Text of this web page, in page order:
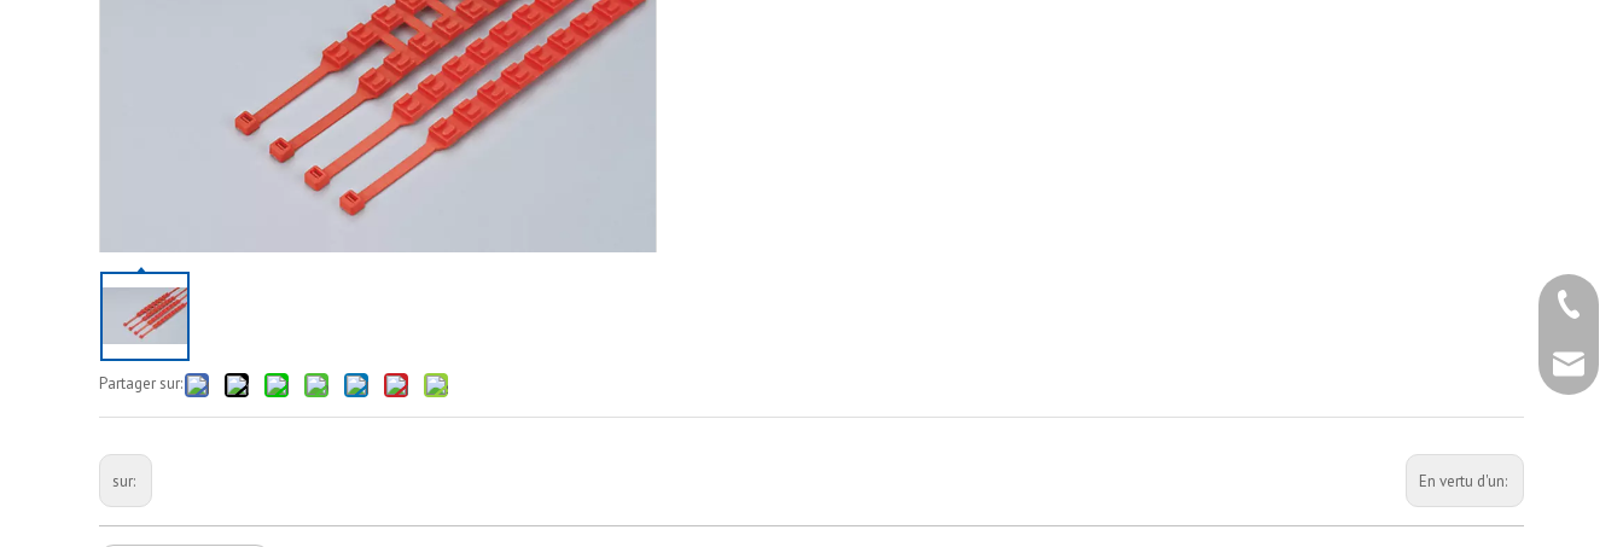
Partager sur:
sur: En vertu d'un:
+86 -
+86 -